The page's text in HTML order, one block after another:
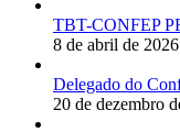
TBT-CONFEP
8 de abril de 2026
Delegado do
20 de dezembro